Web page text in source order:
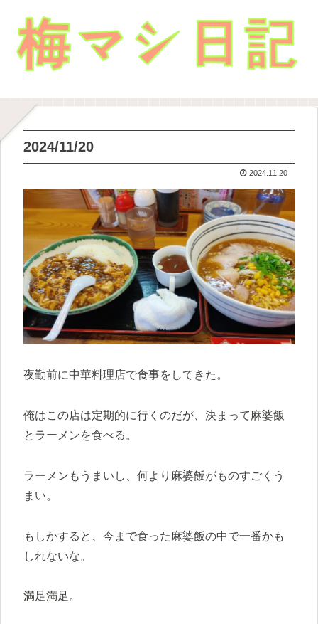
2024/11/20
2024.11.20
夜勤前に中華料理店で食事をしてきた。
俺はこの店は定期的に行くのだが、決まって麻婆飯
とラーメンを食べる。
ラーメンもうまいし、何より麻婆飯がものすごくう
まい。
もしかすると、今まで食った麻婆飯の中で一番かも
しれないな。
満足満足。